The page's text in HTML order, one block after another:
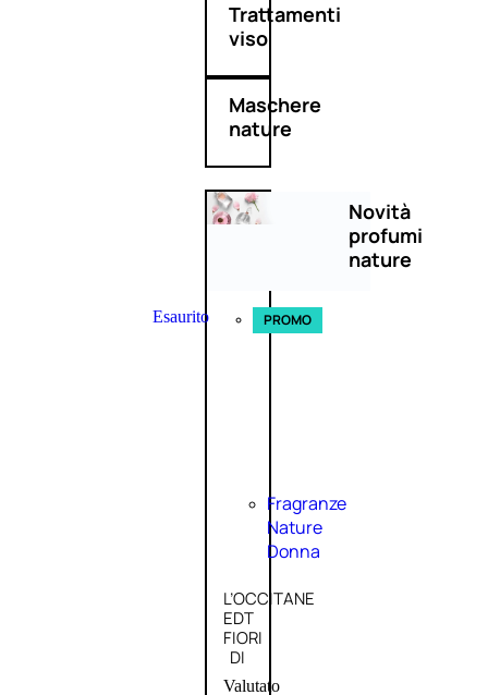
Trattamenti
viso
Maschere
nature
Novità
profumi
nature
Esaurito PROMO
Fragranze
Nature
Donna
L’OCCITANE
EDT
FIORI
DI
Valutato